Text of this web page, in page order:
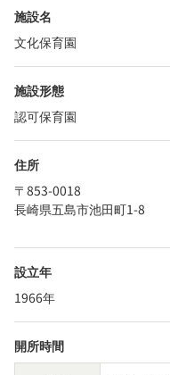
施設名
文化保育園
施設形態
認可保育園
住所
〒853-0018
長崎県五島市池田町1-8
設立年
1966年
開所時間